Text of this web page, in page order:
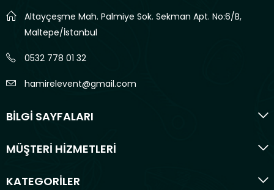
Altayçeşme Mah. Palmiye Sok. Sekman Apt. No:6/B,
Maltepe/İstanbul
0532 778 01 32
hamirelevent@gmail.com
BİLGİ SAYFALARI
MÜŞTERİ HİZMETLERİ
KATEGORİLER